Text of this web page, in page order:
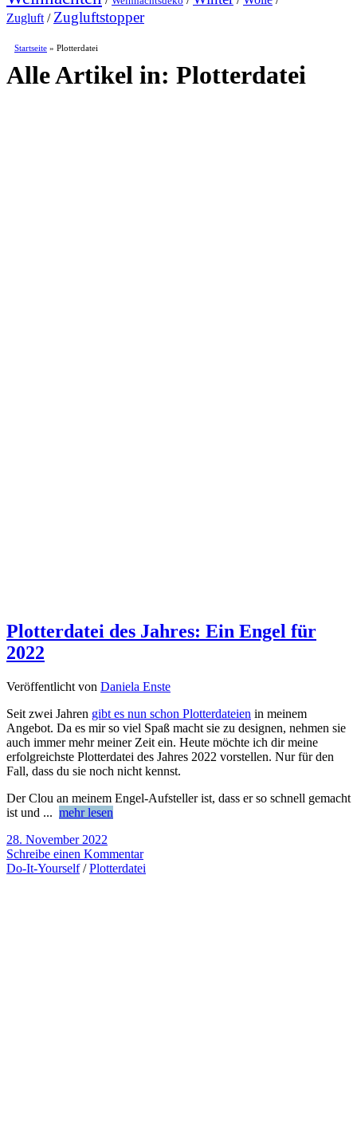
Zugluft / Zugluftstopper
Startseite » Plotterdatei
Alle Artikel in: Plotterdatei
Plotterdatei des Jahres: Ein Engel für
2022
Veröffentlicht von Daniela Enste
Seit zwei Jahren gibt es nun schon Plotterdateien in meinem
Angebot. Da es mir so viel Spaß macht sie zu designen, nehmen sie
auch immer mehr meiner Zeit ein. Heute möchte ich dir meine
erfolgreichste Plotterdatei des Jahres 2022 vorstellen. Nur für den
Fall, dass du sie noch nicht kennst.
Der Clou an meinem Engel-Aufsteller ist, dass er so schnell gemacht
ist und ... mehr lesen
28. November 2022
Schreibe einen Kommentar
Do-It-Yourself/Plotterdatei